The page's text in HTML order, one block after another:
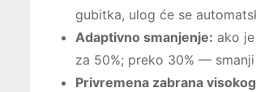
gubitka, ulog će se
Adaptivno smanjenje: ako
za 50%; preko 30% —
Privremena zabrana